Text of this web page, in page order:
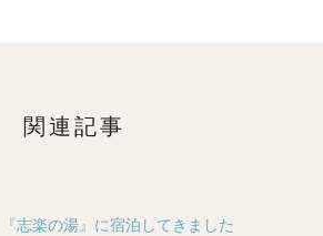
関連記事
『志楽の湯』に宿泊してきました